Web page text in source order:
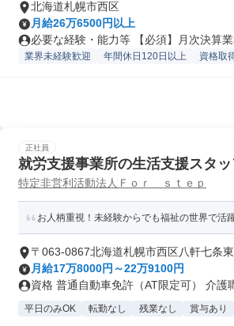
北海道札幌市西区
月給26万6500円以上
必要な経験・能力等 【必須】月次決算
業界未経験歓迎 年間休日120日以上 資格取
正社員
就労支援事業所の生活支援スタッ
特定非営利活動法人Ｆｏｒ ｓｔｅｐ
お人柄重視！未経験からでも福祉の世界で活
〒063-0867北海道札幌市西区八軒七条東
月給17万8000円～22万9100円
資格 普通自動車免許（AT限定可） 介護
平日のみOK 転勤なし 残業なし 賞与あり